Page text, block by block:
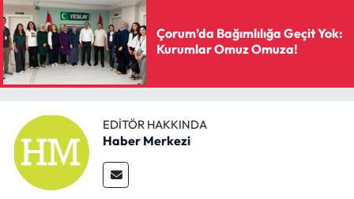
Çorum’da Bağımlılığa Geçit Yok:
Kurumlar Omuz Omuza!
EDITÖR HAKKINDA
Haber Merkezi